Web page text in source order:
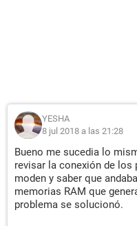
YESHA
8 jul 2018 a las 21:28
Bueno me sucedia lo
revisar la conexión de los
moden y saber que
memorias RAM que
problema se solucionó.